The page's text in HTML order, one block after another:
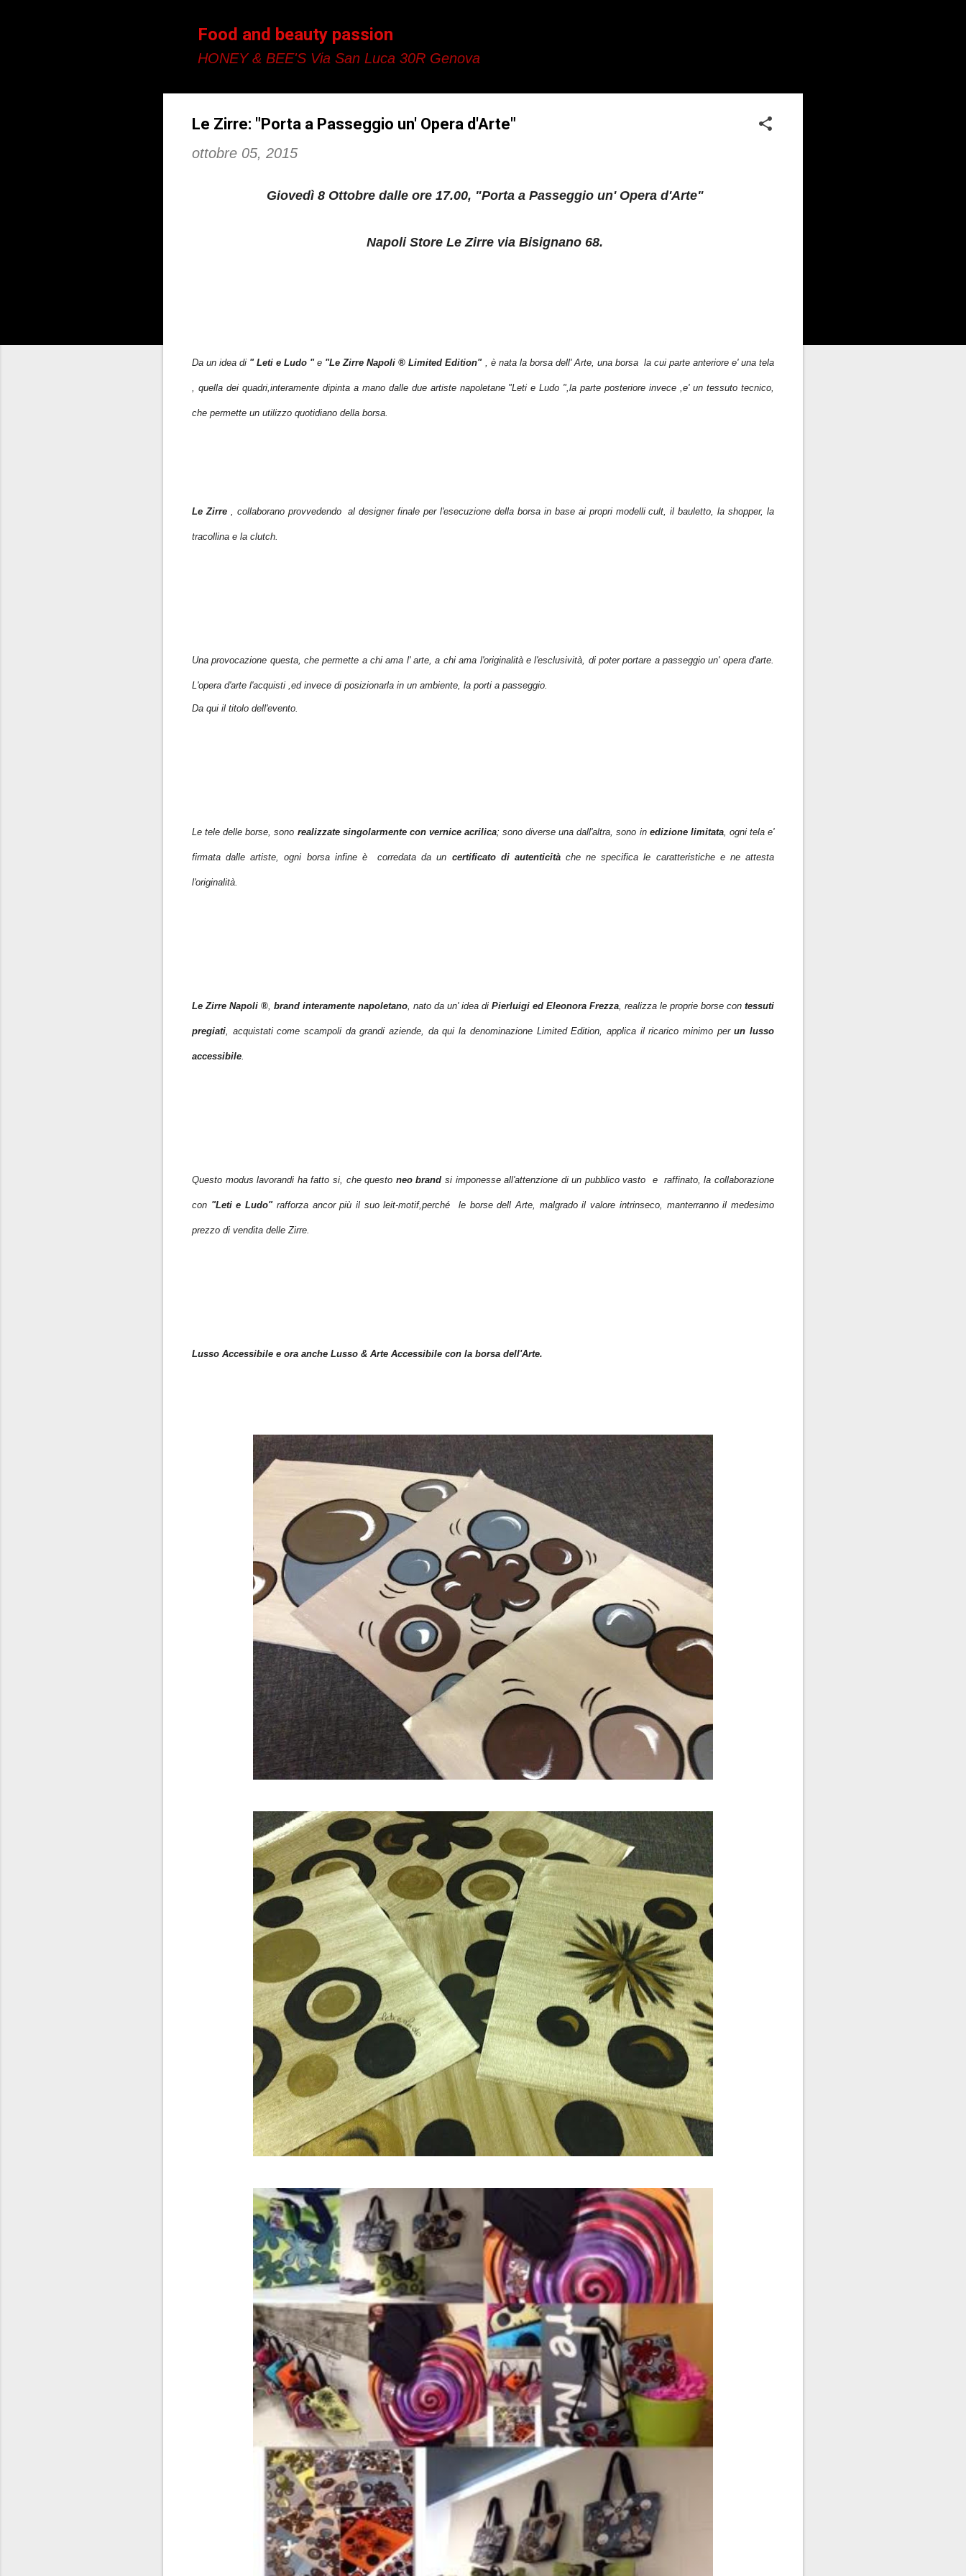
Food and beauty passion
HONEY & BEE'S Via San Luca 30R Genova
Le Zirre: "Porta a Passeggio un' Opera d'Arte"
ottobre 05, 2015
Giovedì 8 Ottobre dalle ore 17.00, "Porta a Passeggio un' Opera d'Arte"
Napoli Store Le Zirre via Bisignano 68.
Da un idea di " Leti e Ludo "e "Le Zirre Napoli ® Limited Edition", è nata la borsa dell' Arte, una borsa la cui parte anteriore e' una tela
, quella dei quadri,interamente dipinta a mano dalle due artiste napoletane "Leti e Ludo ",la parte posteriore invece ,e' un tessuto tecnico,
che permette un utilizzo quotidiano della borsa.
Le Zirre, collaborano provvedendo al designer finale per l'esecuzione della borsa in base ai propri modelli cult, il bauletto, la shopper, la
tracollina e la clutch.
Una provocazione questa, che permette a chi ama l' arte, a chi ama l'originalità e l'esclusività, di poter portare a passeggio un' opera d'arte.
L'opera d'arte l'acquisti ,ed invece di posizionarla in un ambiente, la porti a passeggio.
Da qui il titolo dell'evento.
Le tele delle borse, sono realizzate singolarmente con vernice acrilica;sono diverse una dall'altra, sono in edizione limitata, ogni tela e'
firmata dalle artiste, ogni borsa infine è corredata da un certificato di autenticitàche ne specifica le caratteristiche e ne attesta
l'originalità.
Le Zirre Napoli ®, brand interamente napoletano, nato da un' idea di Pierluigi ed Eleonora Frezza, realizza le proprie borse con tessuti
pregiati, acquistati come scampoli da grandi aziende, da qui la denominazione Limited Edition, applica il ricarico minimo perun lusso
accessibile.
Questo modus lavorandi ha fatto si, che questo neo brand si imponesse all'attenzione di un pubblico vasto e raffinato, la collaborazione
con "Leti e Ludo" rafforza ancor più il suo leit-motif,perché le borse dell Arte, malgrado il valore intrinseco, manterranno il medesimo
prezzo di vendita delle Zirre.
Lusso Accessibile e ora anche Lusso & Arte Accessibile con la borsa dell'Arte.